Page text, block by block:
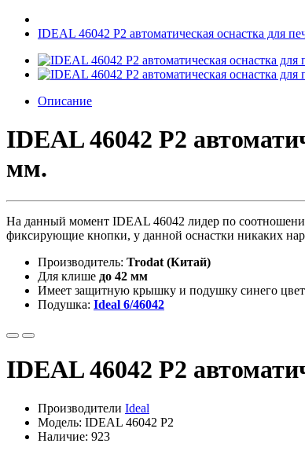
IDEAL 46042 P2 автоматическая оснастка для
Описание
IDEAL 46042 P2
мм.
На данный момент IDEAL 46042 лидер по
фиксирующие кнопки, у данной оснастки никаких
Производитель: Trodat (Китай)
Для клише до 42 мм
Имеет защитную крышку и подушку синего
Подушка: Ideal 6/46042
IDEAL 46042 P2
Производители Ideal
Модель: IDEAL 46042 P2
Наличие: 923